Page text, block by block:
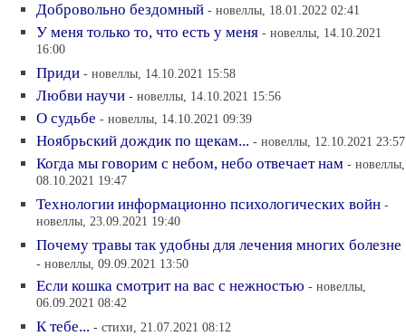
Добровольно бездомный - новеллы, 18.01.2022 02:41
У меня только то, что есть у меня - новеллы, 14.10.2021
16:00
Приди - новеллы, 14.10.2021 15:58
Любви научи - новеллы, 14.10.2021 15:56
О судьбе - новеллы, 14.10.2021 09:39
Ноябрьский дождик по щекам... - новеллы, 12.10.2021 23:57
Когда мы говорим с небом, небо отвечает нам - новеллы,
08.10.2021 19:47
Технологии информационно психологических войн -
новеллы, 23.09.2021 19:40
Почему травы так удобны для лечения многих болезне
- новеллы, 09.09.2021 13:50
Если кошка смотрит на вас с нежностью - новеллы,
06.09.2021 08:42
К тебе... - стихи, 21.07.2021 08:12